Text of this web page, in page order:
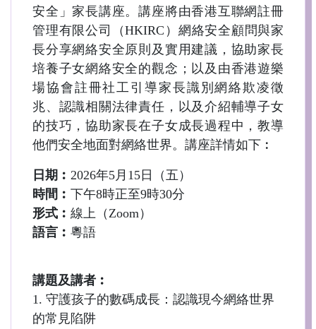
安全」家長講座。講座將由香港互聯網註冊
管理有限公司（HKIRC）網絡安全顧問與家
長分享網絡安全原則及實用建議，協助家長
培養子女網絡安全的觀念；以及由香港遊樂
場協會註冊社工引導家長識別網絡欺凌徵
兆、認識相關法律責任，以及介紹輔導子女
的技巧，協助家長在子女成長過程中，教導
他們安全地面對網絡世界。講座詳情如下︰
日期︰ 2026年5月15日（五）
時間︰ 下午8時正至9時30分
形式︰ 線上（Zoom）
語言︰ 粵語
講題及講者︰
1. 守護孩子的數碼成長：認識現今網絡世界
的常見陷阱